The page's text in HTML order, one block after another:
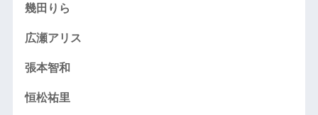
幾田りら
広瀬アリス
張本智和
恒松祐里